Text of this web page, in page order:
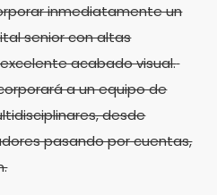
inmediatamente un
senior con altas
acabado visual.
a un equipo de
desde
pasando por cuentas,